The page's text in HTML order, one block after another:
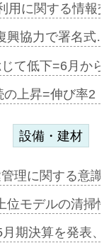
用に関する情
興協力で署名
て低下=6月か
の上昇=伸び率
設備・建材
理に関する意
位モデルの清
期決算を発表